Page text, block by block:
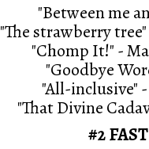
"Between me
"The strawberry
"Chomp It!" -
"Goodbye
"All-inclusive"
"That Divine
#2